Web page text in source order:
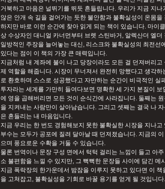
거북하고 마음은 널뛰기를 뛰듯 흔들립니다. 우리가 지금 지
않은 안개 속 길을 걸어가는 듯한 불안함과 불확실성이 온몸을
하지만 바로 이런 순간에 찾아 읽게 되는 책이 있습니다. 마이
상 수상자인 대니얼 카너먼부터 브렛 스틴바거, 알렉산더 엘
일방적인 주장을 늘어놓는 대신, 리스크와 불확실성의 최전
있다는 점이 이 책의 가장 큰 매력입니다.
지금처럼 내 계좌에 불이 나고 당장이라도 모든 걸 던져버리
제 역할을 해줍니다. 시장이 무너져서 완전히 망했다고 생각
로 환호하며 스스로 성공했다고 자만하는 순간이 비극적인
투자라는 세계를 가만히 들여다보면 명확한 세 가지 본질이
에 영을 곱해버리면 모든 것이 순식간에 사라집니다. 둘째는
을 지켜내는 사람만이 살아남습니다. 그리고 셋째는 결국 나
은 흔들리는 내 마음입니다.
지금 우리는 한 번도 경험해보지 못한 불확실한 시장을 지나
부수는 모두가 공포에 질려 달아날 때 던져졌습니다. 지금의
으며 풍요로운 수확을 거둘 수 있습니다.
물론 번역이나 문장 구성 면에서 턱턱 걸리는 느낌이 들고 아
소 불편함을 느낄 수 있지만, 그 뻑뻑한 문장들 사이에 담긴
지금 폭락장의 한가운데서 밤잠을 이루지 못하고 있다면 이
을 고쳐잡고, 불확실성을 기회로 바꿀 용기를 얻게 될 것입니다.